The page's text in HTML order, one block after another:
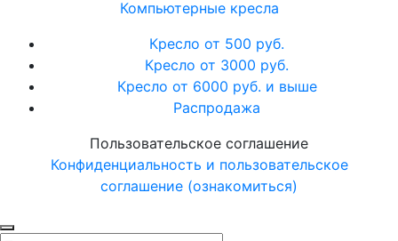
Компьютерные кресла
Кресло от 500 руб.
Кресло от 3000 руб.
Кресло от 6000 руб. и выше
Распродажа
Пользовательское соглашение
Конфиденциальность и пользовательское
соглашение (ознакомиться)